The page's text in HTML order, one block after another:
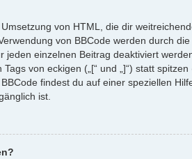
von HTML, die dir
von BBCode werden durch
jeden einzelnen Beitrag deaktiviert
von eckigen („[“ und „]“) statt
findest du auf einer speziellen
ist.